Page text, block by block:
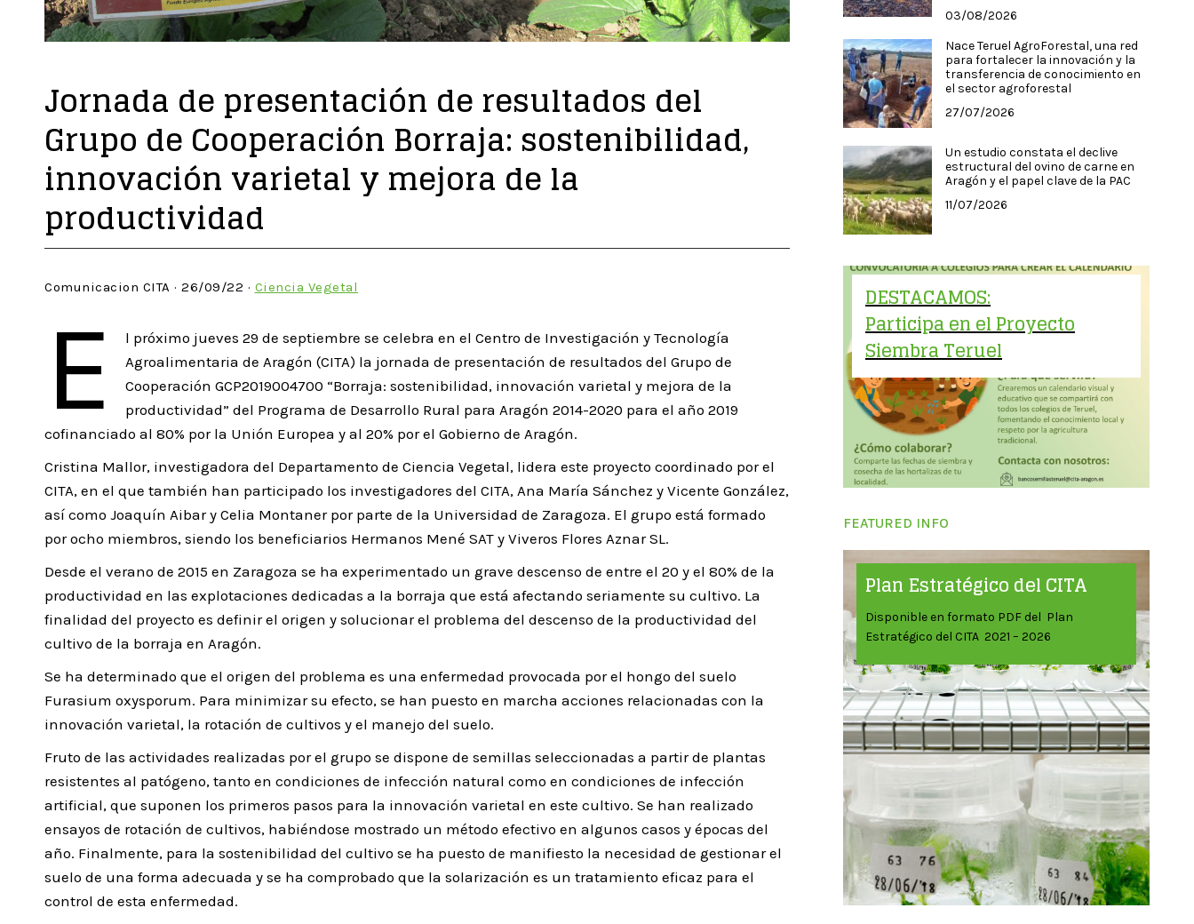
Jornada de presentación de resultados del
Grupo de Cooperación Borraja: sostenibilidad,
innovación varietal y mejora de la
productividad
Comunicacion CITA · 26/09/22 · Ciencia Vegetal
E
l próximo jueves 29 de septiembre se celebra en el Centro de Investigación y Tecnología
Agroalimentaria de Aragón (CITA) la jornada de presentación de resultados del Grupo de
Cooperación GCP2019004700 “Borraja: sostenibilidad, innovación varietal y mejora de la
productividad” del Programa de Desarrollo Rural para Aragón 2014-2020 para el año 2019
cofinanciado al 80% por la Unión Europea y al 20% por el Gobierno de Aragón.
Cristina Mallor, investigadora del Departamento de Ciencia Vegetal, lidera este proyecto coordinado por el
CITA, en el que también han participado los investigadores del CITA, Ana María Sánchez y Vicente González,
así como Joaquín Aibar y Celia Montaner por parte de la Universidad de Zaragoza. El grupo está formado
por ocho miembros, siendo los beneficiarios Hermanos Mené SAT y Viveros Flores Aznar SL.
Desde el verano de 2015 en Zaragoza se ha experimentado un grave descenso de entre el 20 y el 80% de la
productividad en las explotaciones dedicadas a la borraja que está afectando seriamente su cultivo. La
finalidad del proyecto es definir el origen y solucionar el problema del descenso de la productividad del
cultivo de la borraja en Aragón.
Se ha determinado que el origen del problema es una enfermedad provocada por el hongo del suelo
Furasium oxysporum. Para minimizar su efecto, se han puesto en marcha acciones relacionadas con la
innovación varietal, la rotación de cultivos y el manejo del suelo.
Fruto de las actividades realizadas por el grupo se dispone de semillas seleccionadas a partir de plantas
resistentes al patógeno, tanto en condiciones de infección natural como en condiciones de infección
artificial, que suponen los primeros pasos para la innovación varietal en este cultivo. Se han realizado
ensayos de rotación de cultivos, habiéndose mostrado un método efectivo en algunos casos y épocas del
año. Finalmente, para la sostenibilidad del cultivo se ha puesto de manifiesto la necesidad de gestionar el
suelo de una forma adecuada y se ha comprobado que la solarización es un tratamiento eficaz para el
control de esta enfermedad.
03/08/2026
Nace Teruel AgroForestal, una red
para fortalecer la innovación y la
transferencia de conocimiento en
el sector agroforestal
27/07/2026
Un estudio constata el declive
estructural del ovino de carne en
Aragón y el papel clave de la PAC
11/07/2026
DESTACAMOS:
Participa en el Proyecto
Siembra Teruel
FEATURED INFO
Plan Estratégico del CITA
Disponible en formato PDF del Plan
Estratégico del CITA 2021 – 2026